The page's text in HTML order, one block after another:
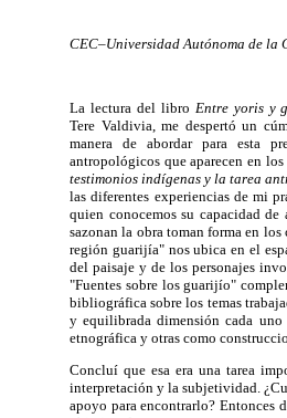
CEC–Universidad Autónoma de la
La lectura del libro Entre yoris y
Tere Valdivia, me despertó un
manera de abordar para esta
antropológicos que aparecen en
testimonios indígenas y la tarea
las diferentes experiencias de mi
quien conocemos su capacidad
sazonan la obra toman forma en
región guarijía" nos ubica en el
del paisaje y de los personajes
"Fuentes sobre los guarijío"
bibliográfica sobre los temas
y equilibrada dimensión cada uno
etnográfica y otras como
Concluí que esa era una tarea
interpretación y la subjetividad.
apoyo para encontrarlo? Entonces